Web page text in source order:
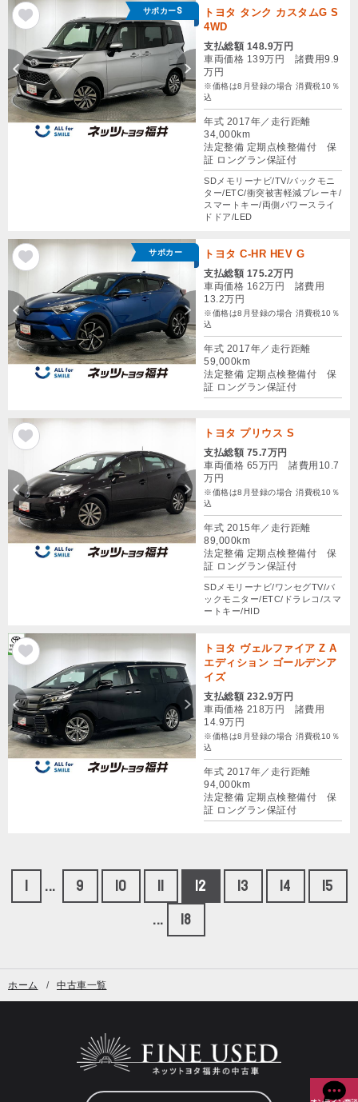
サポカーS
トヨタ タンク カスタムG S
4WD
支払総額 148.9万円
車両価格 139万円 諸費用9.9
万円
※価格は8月登録の場合 消費税10％
込
年式 2017年／走行距離
34,000km
法定整備 定期点検整備付 保
証 ロングラン保証付
SDメモリーナビ/TV/バックモニ
ター/ETC/衝突被害軽減ブレーキ/
スマートキー/両側パワースライ
ドドア/LED
サポカー トヨタ C-HR HEV G
支払総額 175.2万円
車両価格 162万円 諸費用
13.2万円
※価格は8月登録の場合 消費税10％
込
年式 2017年／走行距離
59,000km
法定整備 定期点検整備付 保
証 ロングラン保証付
トヨタ プリウス S
支払総額 75.7万円
車両価格 65万円 諸費用10.7
万円
※価格は8月登録の場合 消費税10％
込
年式 2015年／走行距離
89,000km
法定整備 定期点検整備付 保
証 ロングラン保証付
SDメモリーナビ/ワンセグTV/バ
ックモニター/ETC/ドラレコ/スマ
ートキー/HID
トヨタ ヴェルファイア Z A
エディション ゴールデンア
イズ
支払総額 232.9万円
車両価格 218万円 諸費用
14.9万円
※価格は8月登録の場合 消費税10％
込
年式 2017年／走行距離
94,000km
法定整備 定期点検整備付 保
証 ロングラン保証付
1 ... 9 10 11 12 13 14
15
...
18
ホーム 中古車一覧